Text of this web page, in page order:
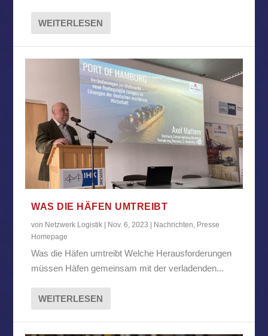
WEITERLESEN
WAS DIE HÄFEN UMTREIBT
von Netzwerk Logistik | Nov. 6, 2023 | Nachrichten Presse
Homepage
Was die Häfen umtreibt Welche Herausforderungen
müssen Häfen gemeinsam mit der verladenden...
WEITERLESEN